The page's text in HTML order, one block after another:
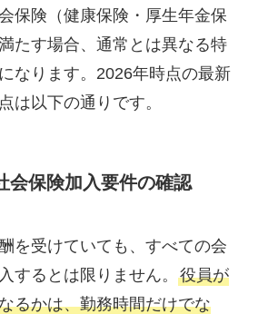
保険（健康保険・厚生年金保
たす場合、通常とは異なる特
なります。2026年時点の最新
は以下の通りです。
会保険加入要件の確認
を受けていても、すべての会
するとは限りません。 役員が
るかは、勤務時間だけでな